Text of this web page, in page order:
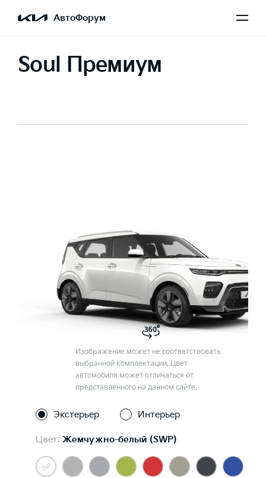
АвтоФорум
Soul Премиум
Изображение может не соответствовать
выбранной комплектации. Цвет
автомобиля может отличаться от
представленного на данном сайте.
Экстерьер Интерьер
Цвет: Жемчужно-белый (SWP)